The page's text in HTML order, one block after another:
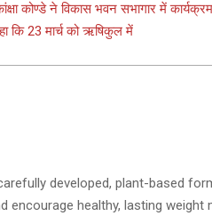
कोण्डे ने विकास भवन सभागार में
कि 23 मार्च को ऋषिकुल में
developed, plant-based
encourage healthy, lasting weight